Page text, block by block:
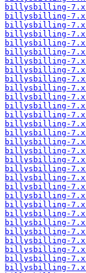
billysbilling-
billysbilling-
billysbilling-
billysbilling-
billysbilling-
billysbilling-7.x-
billysbilling-7.x-
billysbilling-7.x-
billysbilling-7.x-
billysbilling-7.x-
billysbilling-7.x-
billysbilling-7.x-
billysbilling-
billysbilling-
billysbilling-
billysbilling-7.x-
billysbilling-7.x-
billysbilling-7.x-
billysbilling-7.x-
billysbilling-7.x-
billysbilling-7.x-
billysbilling-7.x-
billysbilling-7.x-
billysbilling-
billysbilling-7.x-
billysbilling-7.x-
billysbilling-7.x-
billysbilling-7.x-
billysbilling-7.x-
billysbilling-